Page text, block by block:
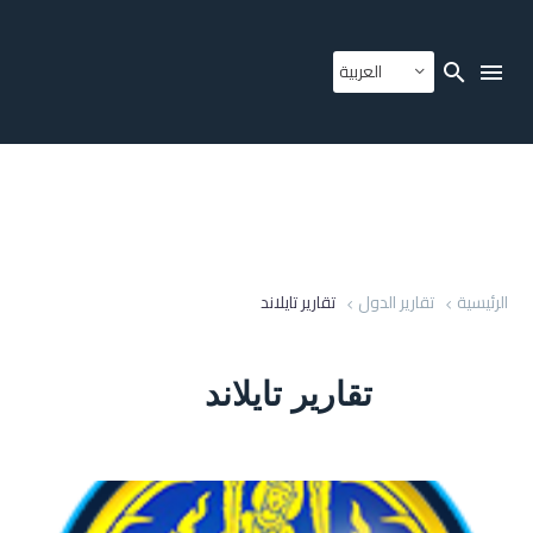
العربية
الرئيسية تقارير الدول تقارير تايلاند
تقارير تايلاند